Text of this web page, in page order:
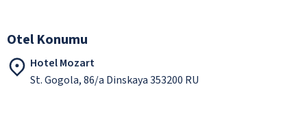
Otel Konumu
Hotel Mozart
St. Gogola, 86/a Dinskaya 353200 RU